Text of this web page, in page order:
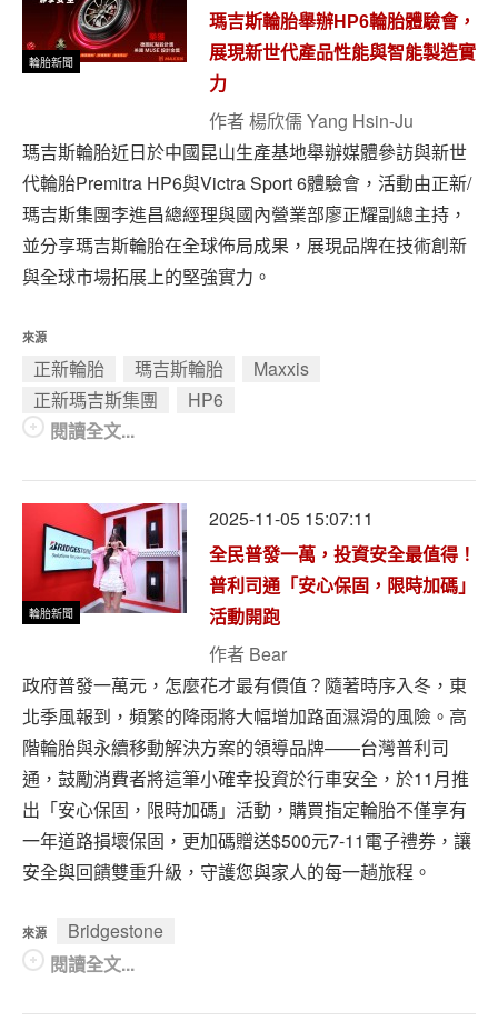
輪胎新聞
瑪吉斯輪胎舉辦HP6輪胎體驗會，
展現新世代產品性能與智能製造實
力
作者 楊欣儒 Yang Hsin-Ju
瑪吉斯輪胎近日於中國昆山生產基地舉辦媒體參訪與新世
代輪胎Premitra HP6與Victra Sport 6體驗會，活動由正新/
瑪吉斯集團李進昌總經理與國內營業部廖正耀副總主持，
並分享瑪吉斯輪胎在全球佈局成果，展現品牌在技術創新
與全球市場拓展上的堅強實力。
來源
正新輪胎 瑪吉斯輪胎
Maxxis
正新瑪吉斯集團
HP6
閱讀全文...
輪胎新聞
2025-11-05 15:07:11
全民普發一萬，投資安全最值得！
普利司通「安心保固，限時加碼」
活動開跑
作者 Bear
政府普發一萬元，怎麼花才最有價值？隨著時序入冬，東
北季風報到，頻繁的降雨將大幅增加路面濕滑的風險。高
階輪胎與永續移動解決方案的領導品牌——台灣普利司
通，鼓勵消費者將這筆小確幸投資於行車安全，於11月推
出「安心保固，限時加碼」活動，購買指定輪胎不僅享有
一年道路損壞保固，更加碼贈送$500元7-11電子禮券，讓
安全與回饋雙重升級，守護您與家人的每一趟旅程。
來源
Bridgestone
閱讀全文...